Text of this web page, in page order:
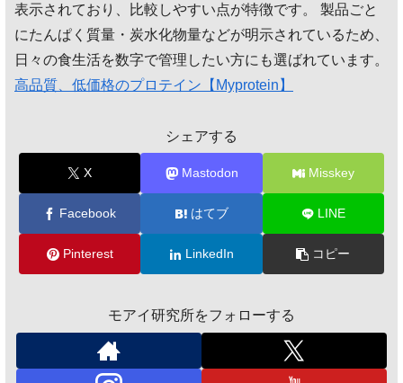
表示されており、比較しやすい点が特徴です。 製品ごと
にたんぱく質量・炭水化物量などが明示されているため、
日々の食生活を数字で管理したい方にも選ばれています。
高品質、低価格のプロテイン【Myprotein】
シェアする
X Mastodon Misskey
Facebook はてブ LINE
Pinterest LinkedIn コピー
モアイ研究所をフォローする